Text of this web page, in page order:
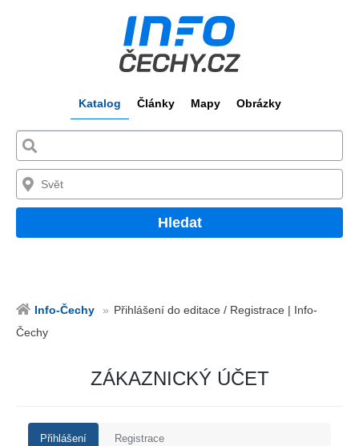
Katalog Články Mapy Obrázky
Hledat
Info-Čechy
Přihlášení do editace / Registrace | Info-
Čechy
ZÁKAZNICKÝ ÚČET
Přihlášení Registrace